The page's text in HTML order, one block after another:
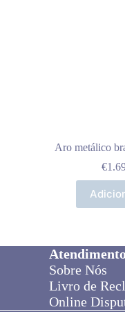
Aro metálico
€
Sobre Nós
Livro de
Online